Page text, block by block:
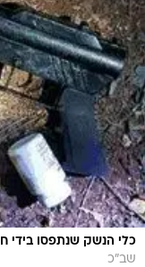
כלי הנשק שנתפסו בידי
שב"כ